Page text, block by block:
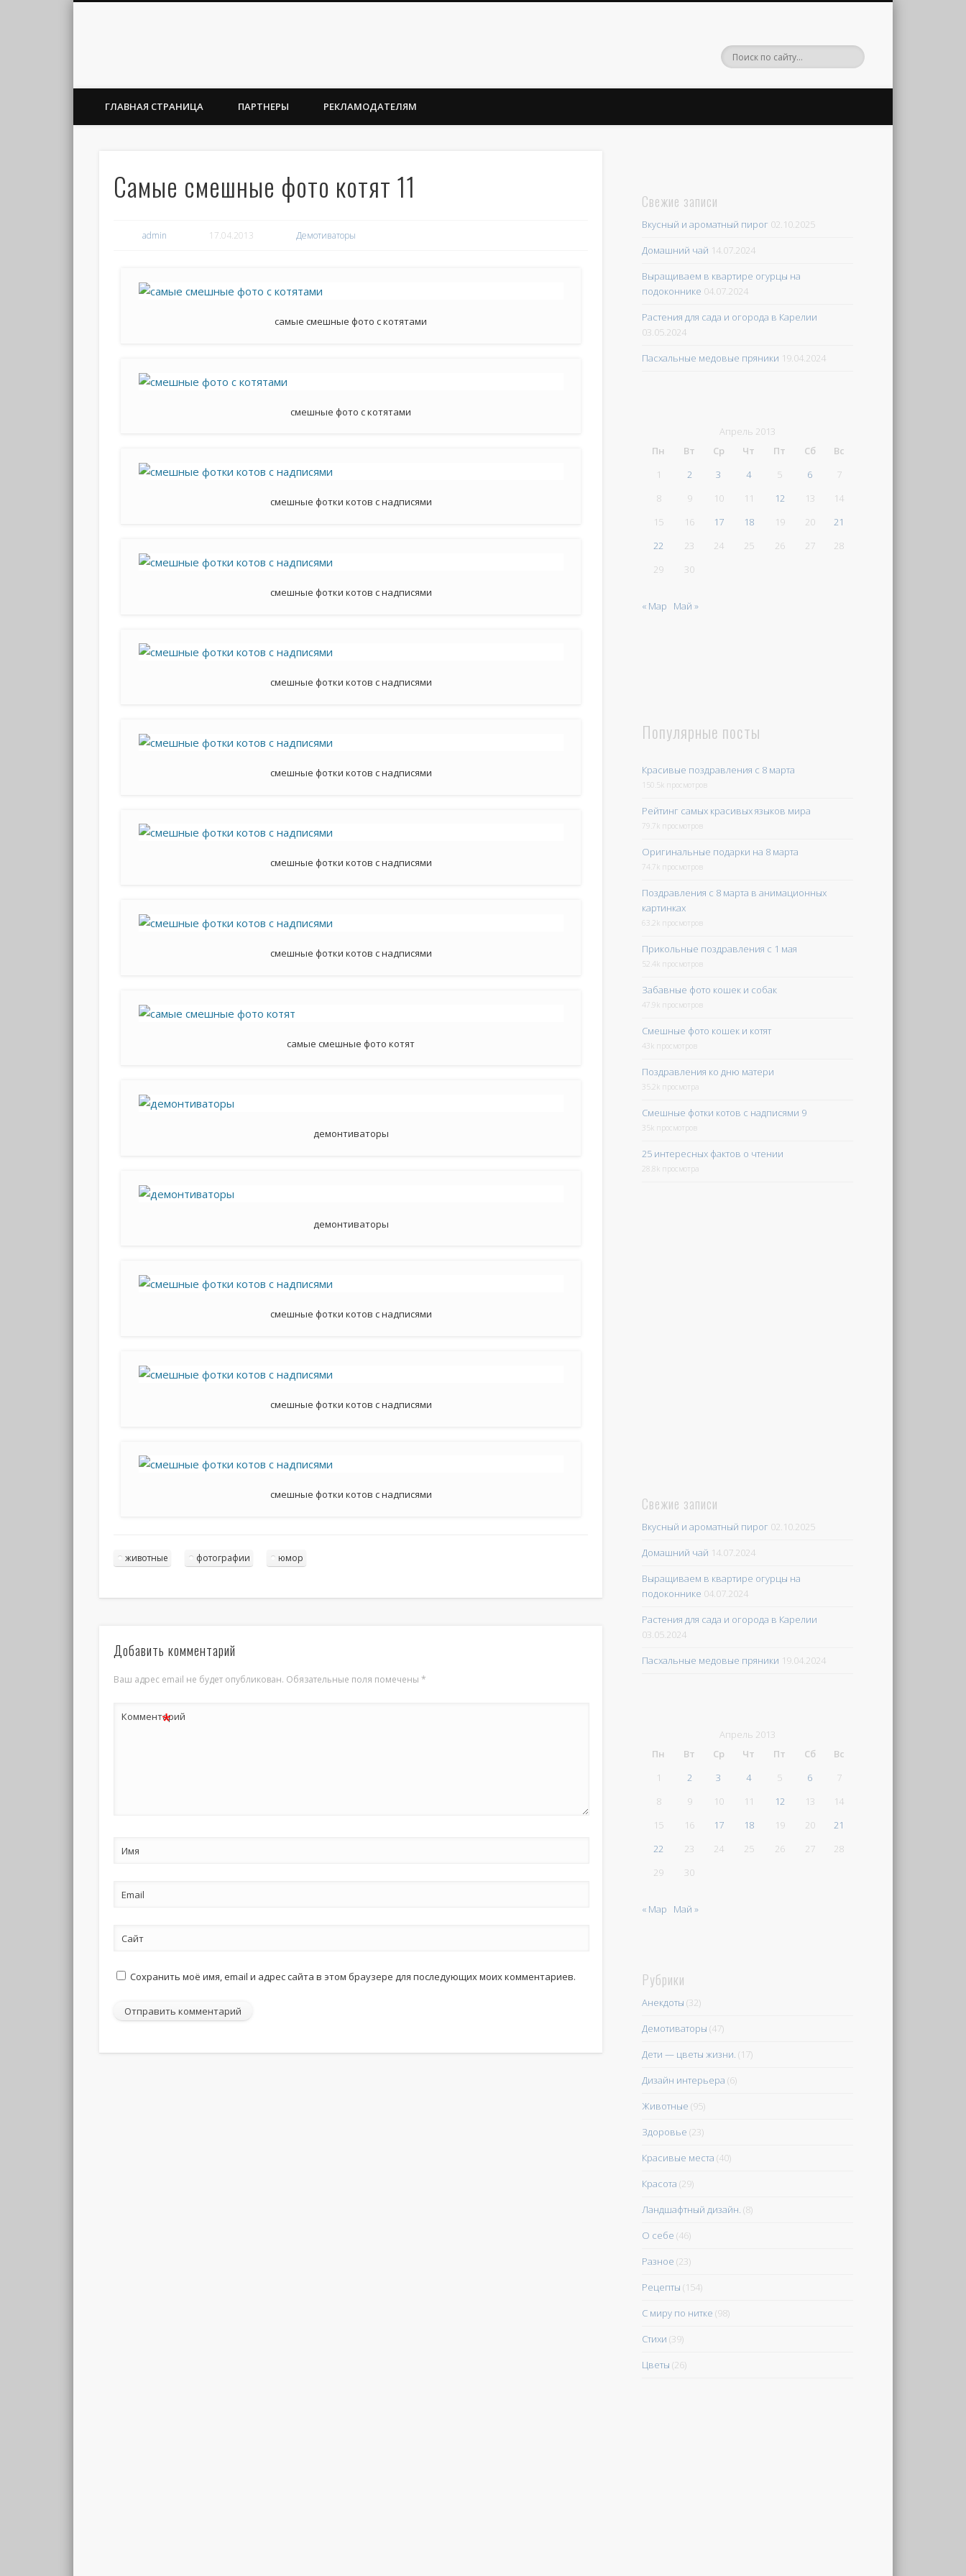
ГЛАВНАЯ СТРАНИЦА ПАРТНЕРЫ РЕКЛАМОДАТЕЛЯМ
Самые смешные фото котят 11
admin 17.04.2013 Демотиваторы
самые смешные фото с котятами
смешные фото с котятами
смешные фотки котов с надписями
смешные фотки котов с надписями
смешные фотки котов с надписями
смешные фотки котов с надписями
смешные фотки котов с надписями
смешные фотки котов с надписями
самые смешные фото котят
демонтиваторы
демонтиваторы
смешные фотки котов с надписями
смешные фотки котов с надписями
смешные фотки котов с надписями
животные фотографии юмор
Добавить комментарий
Ваш адрес email не будет опубликован. Обязательные поля помечены*
Комментарий
*
Имя
Email
Сайт
Сохранить моё имя, email и адрес сайта в этом браузере для последующих моих комментариев.
Свежие записи
Вкусный и ароматный пирог 02.10.2025
Домашний чай 14.07.2024
Выращиваем в квартире огурцы на
подоконнике 04.07.2024
Растения для сада и огорода в Карелии
03.05.2024
Пасхальные медовые пряники 19.04.2024
Апрель 2013
Пн
Вт Ср Чт Пт Сб
Вс
1
2 3 4 5 6
7
8
9 10 11 12 13
14
15
16 17 18 19 20
21
22
23 24 25 26 27
28
29
30
« Мар Май »
Популярные посты
Красивые поздравления с 8 марта
150.5k просмотров
Рейтинг самых красивых языков мира
79.7k просмотров
Оригинальные подарки на 8 марта
74.7k просмотров
Поздравления с 8 марта в анимационных
картинках
63.2k просмотров
Прикольные поздравления с 1 мая
52.4k просмотров
Забавные фото кошек и собак
47.9k просмотров
Смешные фото кошек и котят
43k просмотров
Поздравления ко дню матери
35.2k просмотра
Смешные фотки котов с надписями 9
35k просмотров
25 интересных фактов о чтении
28.8k просмотра
Свежие записи
Вкусный и ароматный пирог 02.10.2025
Домашний чай 14.07.2024
Выращиваем в квартире огурцы на
подоконнике 04.07.2024
Растения для сада и огорода в Карелии
03.05.2024
Пасхальные медовые пряники 19.04.2024
Апрель 2013
Пн
Вт Ср Чт Пт Сб
Вс
1
2 3 4 5 6
7
8
9 10 11 12 13
14
15
16 17 18 19 20
21
22
23 24 25 26 27
28
29
30
« Мар Май »
Рубрики
Анекдоты (32)
Демотиваторы (47)
Дети — цветы жизни. (17)
Дизайн интерьера (6)
Животные (95)
Здоровье (23)
Красивые места (40)
Красота (29)
Ландшафтный дизайн. (8)
О себе (46)
Разное (23)
Рецепты (154)
С миру по нитке (98)
Стихи (39)
Цветы (26)